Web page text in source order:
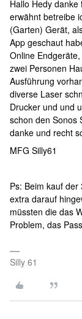
Hallo Hedy
erwähnt betreibe
(Garten) Gerät,
App geschaut
Online
zwei Personen
Ausführung
diverse Laser
Drucker und und
schon den Sonos
danke und recht
MFG Silly61
Ps: Beim kauf
extra darauf
müssten die das
Problem, das
Silly 61